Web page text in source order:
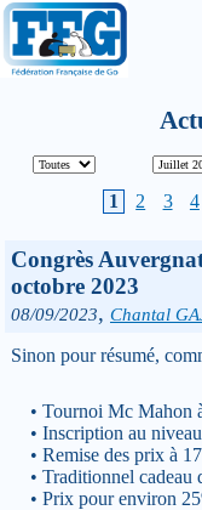
1 2 3 4
Congrès
octobre 2023
08/09/2023, Chantal
Sinon pour résumé,
• Tournoi Mc Mahon
• Inscription au
• Remise des prix à
• Traditionnel cadeau
• Prix pour environ